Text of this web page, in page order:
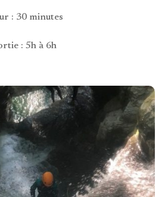
: 30 minutes
: 5h à 6h